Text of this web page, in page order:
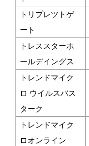
トリプレツトゲ
ート
トレススターホ
ールデイングス
トレンドマイク
ロ ウイルスバス
ターク
トレンドマイク
ロオンライン